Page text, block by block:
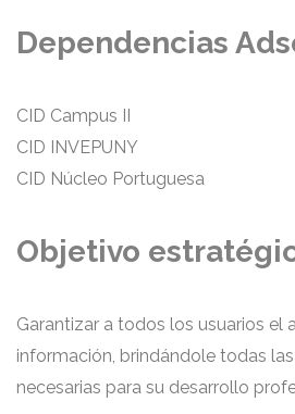
Dependencias
CID Campus II
CID INVEPUNY
CID Núcleo Portuguesa
Objetivo
Garantizar a todos los usuarios el
información, brindándole todas
necesarias para su desarrollo